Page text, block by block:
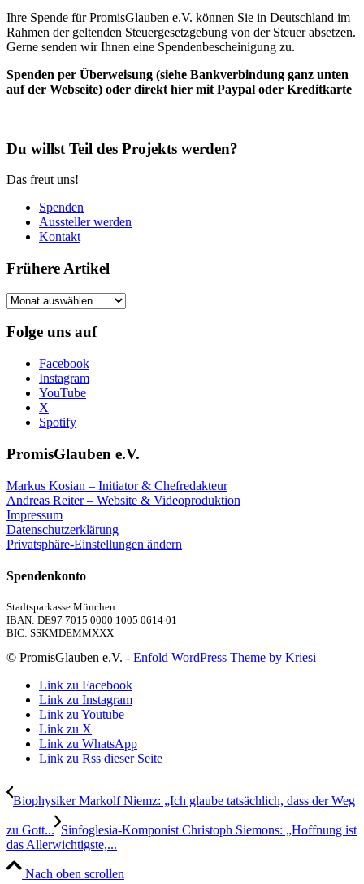
Ihre Spende für PromisGlauben e.V. können Sie in Deutschland im
Rahmen der geltenden Steuergesetzgebung von der Steuer absetzen.
Gerne senden wir Ihnen eine Spendenbescheinigung zu.
Spenden per Überweisung (siehe Bankverbindung ganz unten
auf der Webseite) oder direkt hier mit Paypal oder Kreditkarte
Du willst Teil des Projekts werden?
Das freut uns!
Spenden
Aussteller werden
Kontakt
Frühere Artikel
Frühere
Folge uns auf
Facebook
Instagram
YouTube
X
Spotify
PromisGlauben e.V.
Markus Kosian – Initiator & Chefredakteur
Andreas Reiter – Website & Videoproduktion
Impressum
Datenschutzerklärung
Privatsphäre-Einstellungen ändern
Spendenkonto
Stadtsparkasse München
IBAN: DE97 7015 0000 1005 0614 01
BIC: SSKMDEMMXXX
© PromisGlauben e.V. - Enfold WordPress Theme by Kriesi
Link zu Facebook
Link zu Instagram
Link zu Youtube
Link zu X
Link zu WhatsApp
Link zu Rss dieser Seite
Biophysiker Markolf Niemz: „Ich glaube tatsächlich, dass der Weg
zu Gott... Sinfoglesia-Komponist Christoph Siemons: „Hoffnung ist
das Allerwichtigste,...
Nach oben scrollen